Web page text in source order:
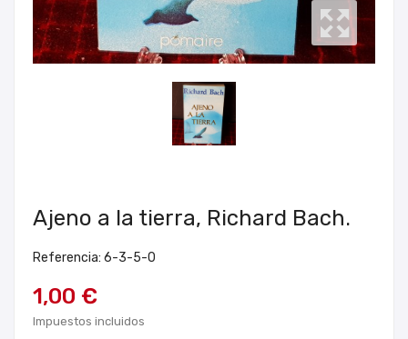
Ajeno a la tierra, Richard Bach.
Referencia: 6-3-5-0
1,00 €
Impuestos incluidos